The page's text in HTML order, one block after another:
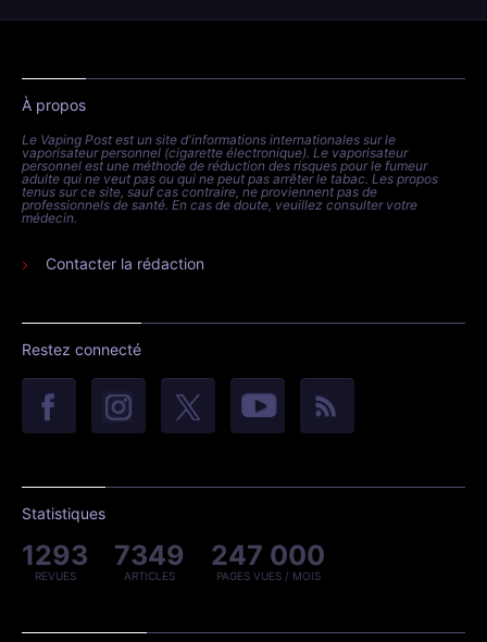
À propos
Le Vaping Post est un site d'informations internationales sur le
vaporisateur personnel (cigarette électronique). Le vaporisateur
personnel est une méthode de réduction des risques pour le fumeur
adulte qui ne veut pas ou qui ne peut pas arrêter le tabac. Les propos
tenus sur ce site, sauf cas contraire, ne proviennent pas de
professionnels de santé. En cas de doute, veuillez consulter votre
médecin.
Contacter la rédaction
Restez connecté
Statistiques
1293
REVUES
7349
ARTICLES
247 000
PAGES VUES / MOIS